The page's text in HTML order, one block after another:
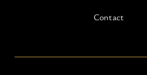
Contact